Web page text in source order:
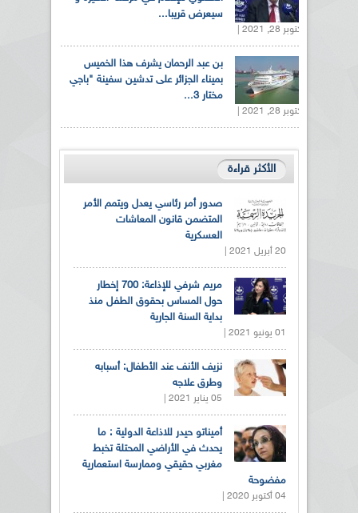
سيعرض قريبا...
أكتوبر 28, 2021 |
بن عبد الرحمان يشرف هذا الخميس
بميناء الجزائر على تدشين سفينة "باجي
مختار 3...
أكتوبر 28, 2021 |
الأكثر قراءة
صدور أمر رئاسي يعدل ويتمم الأمر
المتضمن قانون المعاشات
العسكرية
20 أبريل 2021 |
مريم شرفي للإذاعة: 700 إخطار
حول المساس بحقوق الطفل منذ
بداية السنة الجارية
01 يونيو 2021 |
نزيف الأنف عند الأطفال: أسبابه
وطرق علاجه
05 يناير 2021 |
أميناتو حيدر للاذاعة الدولية : ما
يحدث في الأراضي المحتلة تخبط
مغربي حقيقي وممارسة استعمارية
مفضوحة
04 أكتوبر 2020 |